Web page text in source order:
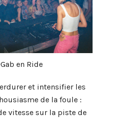
en Ride
et intensifier les
de la foule :
vitesse sur la piste de